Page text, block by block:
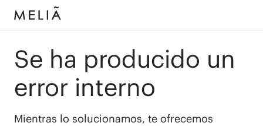
Se ha producido un
error interno
Mientras lo solucionamos, te ofrecemos